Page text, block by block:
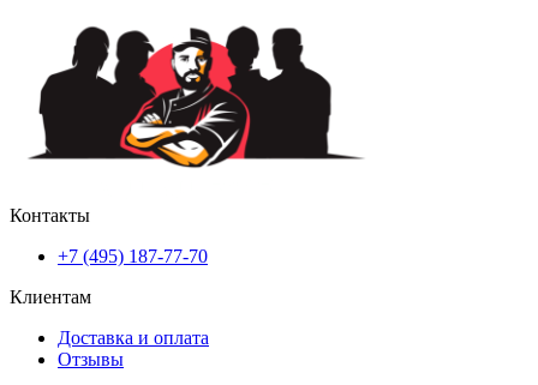
Контакты
+7 (495) 187-77-70
Клиентам
Доставка и оплата
Отзывы